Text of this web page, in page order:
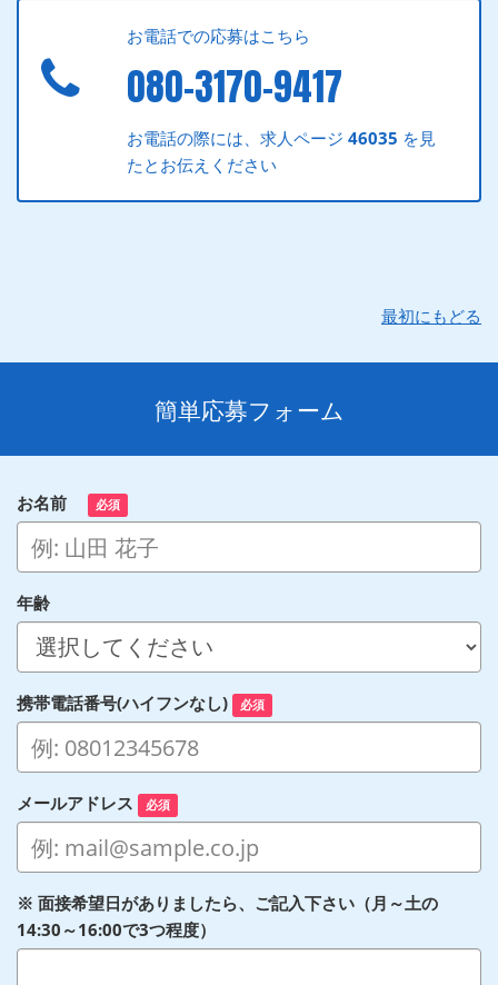
お電話での応募はこちら
080-3170-9417
お電話の際には、求人ページ46035 を見
たとお伝えください
最初にもどる
簡単応募フォーム
お名前 必須
年齢
携帯電話番号(ハイフンなし) 必須
メールアドレス 必須
※ 面接希望日がありましたら、ご記入下さい（月～土の
14:30～16:00で3つ程度）